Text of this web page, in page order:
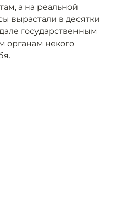
а на реальной
вырастали в десятки
государственным
органам некого